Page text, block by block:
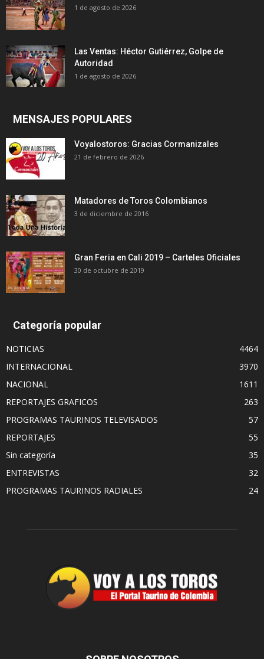
1 de agosto de 2026
Las Ventas: Héctor Gutiérrez, Golpe de
Autoridad
1 de agosto de 2026
MENSAJES POPULARES
Voyalostoros: Gracias Cormanizales
21 de febrero de 2026
Matadores de Toros Colombianos
3 de diciembre de 2016
Gran Feria en Cali 2019 – Carteles Oficiales
30 de octubre de 2019
Categoría popular
NOTICIAS
4464
INTERNACIONAL
3970
NACIONAL
1611
REPORTAJES GRAFICOS
263
PROGRAMAS TAURINOS TELEVISADOS
57
REPORTAJES
55
Sin categoría
35
ENTREVISTAS
32
PROGRAMAS TAURINOS RADIALES
24